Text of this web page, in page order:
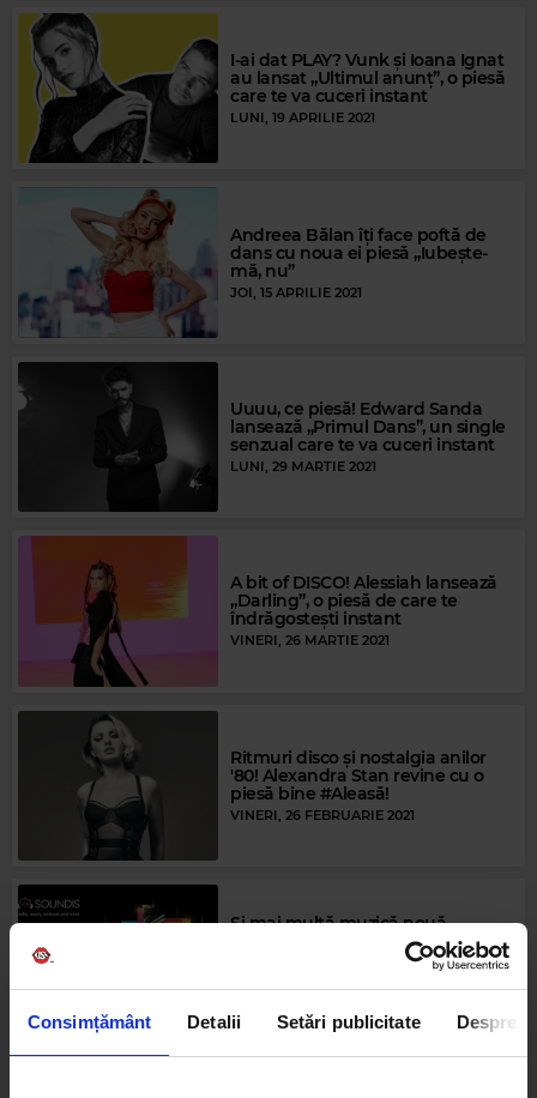
Consimțământ Detalii Setări publicitate Despre
I-ai dat PLAY? Vunk și Ioana Ignat
au lansat „Ultimul anunț”, o piesă
care te va cuceri instant
LUNI, 19 APRILIE 2021
Andreea Bălan îți face poftă de
dans cu noua ei piesă „Iubește-
mă, nu”
JOI, 15 APRILIE 2021
Uuuu, ce piesă! Edward Sanda
lansează „Primul Dans”, un single
senzual care te va cuceri instant
LUNI, 29 MARTIE 2021
A bit of DISCO! Alessiah lansează
„Darling”, o piesă de care te
îndrăgostești instant
VINERI, 26 MARTIE 2021
Ritmuri disco și nostalgia anilor
'80! Alexandra Stan revine cu o
piesă bine #Aleasă!
VINERI, 26 FEBRUARIE 2021
Și mai multă muzică nouă -
acum pe SOUNDIS! Descarcă
aplicația și bucură-te de piesele